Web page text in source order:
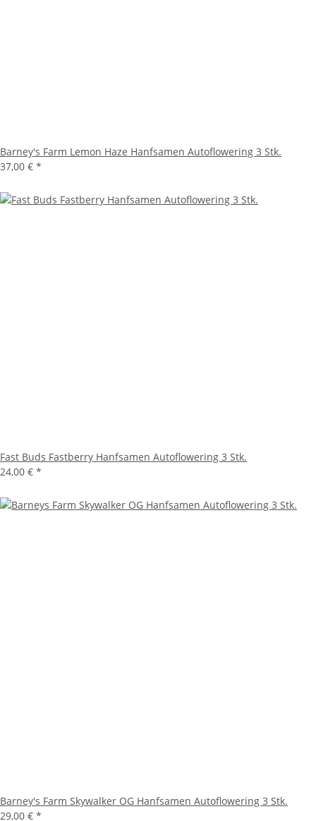
Barney's Farm Lemon Haze Hanfsamen Autoflowering 3 Stk.
37,00 € *
Fast Buds Fastberry Hanfsamen Autoflowering 3 Stk.
24,00 € *
Barney's Farm Skywalker OG Hanfsamen Autoflowering 3 Stk.
29,00 € *